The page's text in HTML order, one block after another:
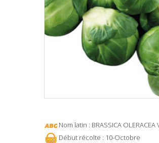
Nom latin : BRASSICA OLERACEA
Début récolte : 10-Octobre